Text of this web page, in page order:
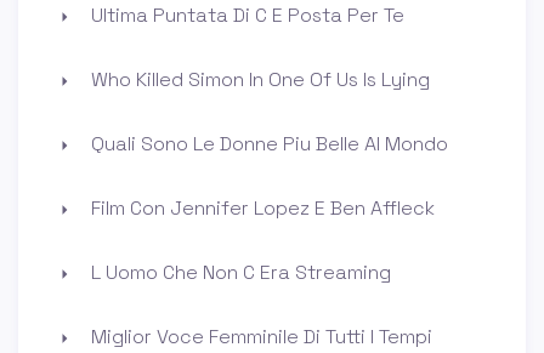
Ultima Puntata Di C E Posta Per Te
Who Killed Simon In One Of Us Is Lying
Quali Sono Le Donne Piu Belle Al Mondo
Film Con Jennifer Lopez E Ben Affleck
L Uomo Che Non C Era Streaming
Miglior Voce Femminile Di Tutti I Tempi